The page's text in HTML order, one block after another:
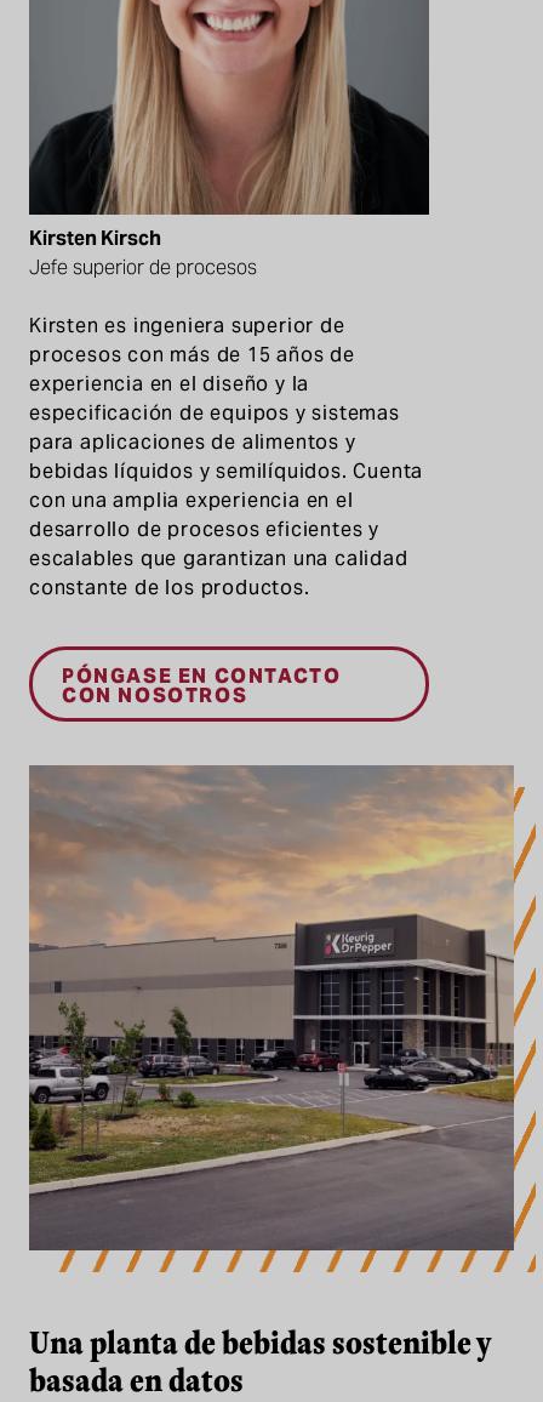
Kirsten Kirsch
Jefe superior de procesos
Kirsten es ingeniera superior de
procesos con más de 15 años de
experiencia en el diseño y la
especificación de equipos y sistemas
para aplicaciones de alimentos y
bebidas líquidos y semilíquidos. Cuenta
con una amplia experiencia en el
desarrollo de procesos eficientes y
escalables que garantizan una calidad
constante de los productos.
PÓNGASE EN CONTACTO
CON NOSOTROS
Una planta de bebidas sostenible y
basada en datos